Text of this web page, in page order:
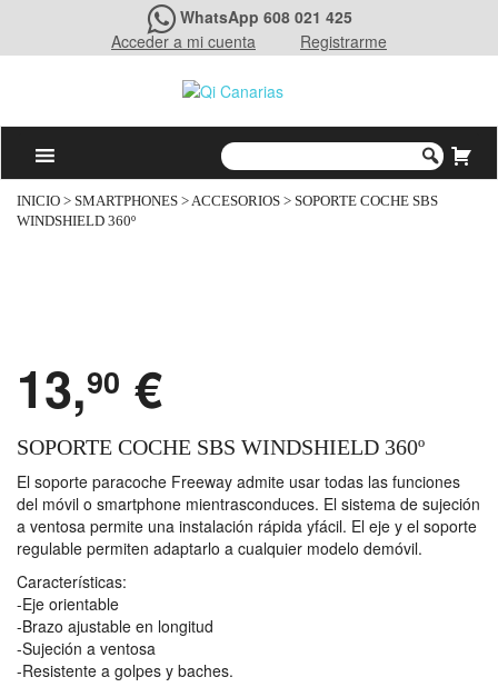
WhatsApp 608 021 425
Acceder a mi cuenta
Registrarme
INICIO > SMARTPHONES >ACCESORIOS > SOPORTE COCHE SBS
WINDSHIELD 360º
13,90 €
SOPORTE COCHE SBS WINDSHIELD 360º
El soporte paracoche Freeway admite usar todas las funciones
del móvil o smartphone mientrasconduces. El sistema de sujeción
a ventosa permite una instalación rápida yfácil. El eje y el soporte
regulable permiten adaptarlo a cualquier modelo demóvil.
Características:
-Eje orientable
-Brazo ajustable en longitud
-Sujeción a ventosa
-Resistente a golpes y baches.